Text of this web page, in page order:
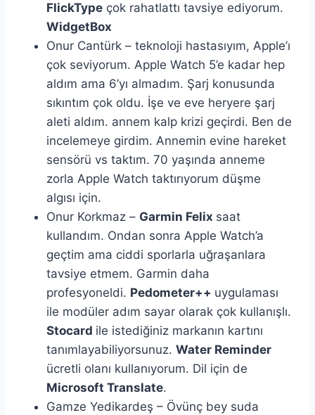
FlickType çok rahatlattı tavsiye ediyorum.
WidgetBox
Onur Cantürk – teknoloji hastasıyım, Apple’ı
çok seviyorum. Apple Watch 5’e kadar hep
aldım ama 6’yı almadım. Şarj konusunda
sıkıntım çok oldu. İşe ve eve heryere şarj
aleti aldım. annem kalp krizi geçirdi. Ben de
incelemeye girdim. Annemin evine hareket
sensörü vs taktım. 70 yaşında anneme
zorla Apple Watch taktırıyorum düşme
algısı için.
Onur Korkmaz – Garmin Felix saat
kullandım. Ondan sonra Apple Watch’a
geçtim ama ciddi sporlarla uğraşanlara
tavsiye etmem. Garmin daha
profesyoneldi. Pedometer++ uygulaması
ile modüler adım sayar olarak çok kullanışlı.
Stocard ile istediğiniz markanın kartını
tanımlayabiliyorsunuz. Water Reminder
ücretli olanı kullanıyorum. Dil için de
Microsoft Translate.
Gamze Yedikardeş – Övünç bey suda